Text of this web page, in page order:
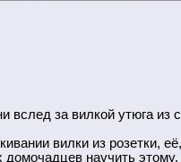
вслед за вилкой утюга из
вилки из розетки,
домочадцев научить этому.